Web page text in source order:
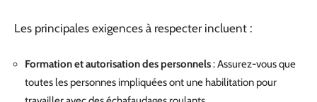
Les principales exigences à respecter incluent :
Formation et autorisation des personnels: Assurez-vous que
toutes les personnes impliquées ont une habilitation pour